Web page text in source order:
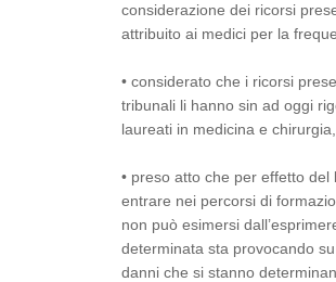
considerazione dei ricorsi
attribuito ai medici per la
• considerato che i ricorsi
tribunali li hanno sin ad oggi
laureati in medicina e chirurgia,
• preso atto che per effetto
entrare nei percorsi di
non può esimersi
determinata sta provocando
danni che si stanno